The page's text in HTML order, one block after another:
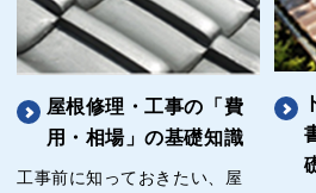
屋根修理・工事の「費
用・相場」の基礎知識
工事前に知っておきたい、屋